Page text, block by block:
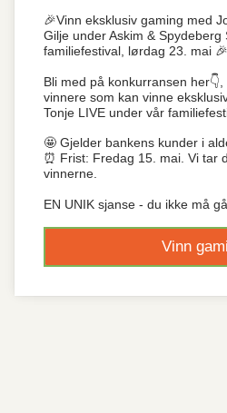
🎉Vinn eksklusiv gaming med
Gilje under Askim & Spydeberg
familiefestival, lørdag 23. mai 🎉
Bli med på konkurransen
vinnere som kan vinne
Tonje LIVE under vår
🤩 Gjelder bankens kunder i
⏰ Frist: Fredag 15. mai. Vi tar
vinnerne.
EN UNIK sjanse - du ikke må
Vinn